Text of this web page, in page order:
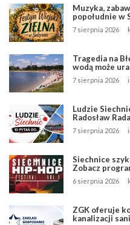
Muzyka,
popołudnie w
7 sierpnia 2026
Tragedia na
wodą może
7 sierpnia 2026
Ludzie
Radosław
7 sierpnia 2026
Siechnice
Zobacz
6 sierpnia 2026
ZGK oferuje
kanalizacji